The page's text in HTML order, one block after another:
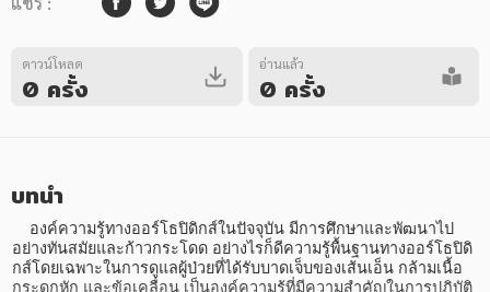
หนังสือออกใหม่ หนังสือยอดนิยม หนังสือเช่า
อีบุ๊กอ่านฟรี
หมวดหมู่หนังสือ
อาหาร สุขภาพ การแพทย์
ศิลปะ บันเทิง กีฬา ท่องเที่ยว
ดาวน์โหลด
0 ครั้ง
อ่านแล้ว
0 ครั้ง
บทนำ
อย่างทันสมัยและก้าวกระโดด อย่างไรก็ดีความรู้พื้นฐานทางออร์โธปิดิ
กส์โดยเฉพาะในการดูแลผู้ป่วยที่ได้รับบาดเจ็บของเส้นเอ็น กล้ามเนื้อ
กระดูกหัก และข้อเคลื่อน เป็นองค์ความรู้ที่มีความสำคัญในการปฏิบัติ